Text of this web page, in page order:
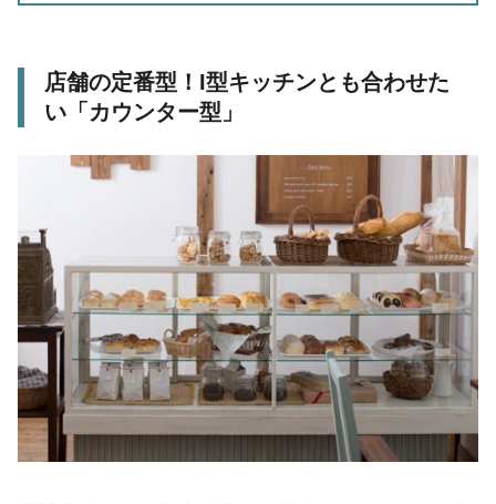
店舗の定番型！ I型キッチンとも合わせた
い「カウンター型 」